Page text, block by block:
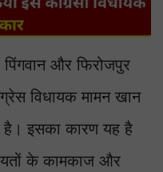
और फिरोजपुर
विधायक मामन खान
है। इसका कारण यह है
के कामकाज और